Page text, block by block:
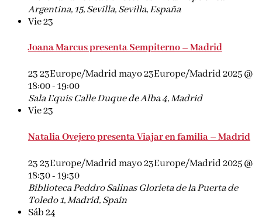
Argentina, 15, Sevilla, Sevilla, España
Vie23
Joana Marcus presenta Sempiterno – Madrid
23 23Europe/Madrid mayo 23Europe/Madrid 2025 @
18:00-19:00
Sala EquisCalle Duque de Alba 4, Madrid
Vie23
Natalia Ovejero presenta Viajar en familia – Madrid
23 23Europe/Madrid mayo 23Europe/Madrid 2025 @
18:30-19:30
Biblioteca Peddro SalinasGlorieta de la Puerta de
Toledo 1, Madrid, Spain
Sáb24